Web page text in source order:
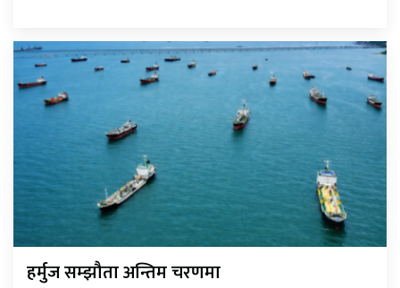
हर्मुज सम्झौता अन्तिम चरणमा